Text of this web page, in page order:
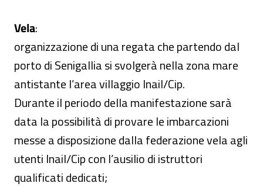
Vela:
organizzazione di una regata che partendo dal
porto di Senigallia si svolgerà nella zona mare
antistante l’area villaggio Inail/Cip.
Durante il periodo della manifestazione sarà
data la possibilità di provare le imbarcazioni
messe a disposizione dalla federazione vela agli
utenti Inail/Cip con l’ausilio di istruttori
qualificati dedicati;